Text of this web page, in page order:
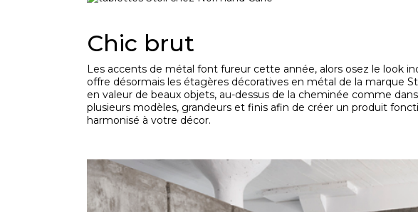
Chic brut
Les accents de métal font fureur cette année, alors osez le look
offre désormais les étagères décoratives en métal de la marque
en valeur de beaux objets, au-dessus de la cheminée comme
plusieurs modèles, grandeurs et finis afin de créer un produit
harmonisé à votre décor.